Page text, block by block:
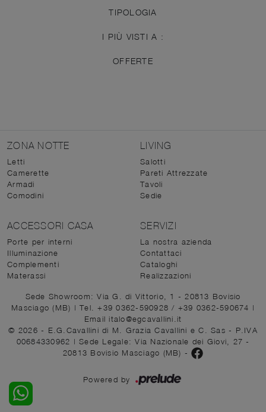
TIPOLOGIA
I PIÙ VISTI A :
OFFERTE
ZONA NOTTE
Letti
Camerette
Armadi
Comodini
LIVING
Salotti
Pareti Attrezzate
Tavoli
Sedie
ACCESSORI CASA
Porte per interni
Illuminazione
Complementi
Materassi
SERVIZI
La nostra azienda
Contattaci
Cataloghi
Realizzazioni
Sede Showroom: Via G. di Vittorio, 1 - 20813 Bovisio
Masciago (MB) | Tel. +39 0362-590928/ +39 0362-590674 |
Email italo@egcavallini.it
© 2026 - E.G.Cavallini di M. Grazia Cavallini e C. Sas - P.IVA
00684330962 | Sede Legale: Via Nazionale dei Giovi, 27 -
20813 Bovisio Masciago (MB) -
Powered by